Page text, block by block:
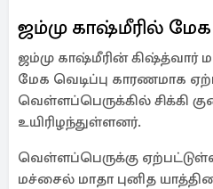
ஜம்மு காஷ்மீரில் மேக
ஜம்மு காஷ்மீரின் கிஷ்த்வார்
மேக வெடிப்பு காரணமாக
வெள்ளப்பெருக்கில் சிக்கி
உயிரிழந்துள்ளனர்.
வெள்ளப்பெருக்கு
மச்சைல் மாதா புனித